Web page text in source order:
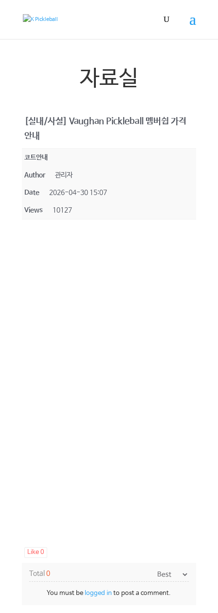
자료실
[실내/사설] Vaughan Pickleball 멤버쉽 가격
안내
코트안내
Author 관리자
Date 2026-04-30 15:07
Views 10127
Like 0
Total 0
You must be logged in to post a comment.